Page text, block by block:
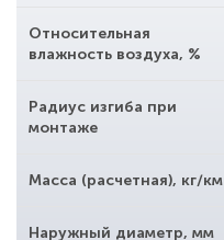
Относительная
влажность воздуха, %
Радиус изгиба при
монтаже
Масса (расчетная), кг/км
Наружный диаметр, мм